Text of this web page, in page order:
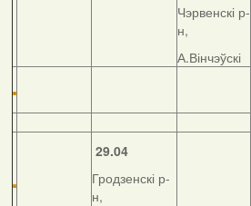
Чэрвенскі р-
н,
А.Вінчэўскі
29.04
Гродзенскі р-
н,